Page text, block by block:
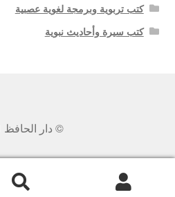
كتب تربوية وبرمجة لغوية عصبية
كتب سيرة وأحاديث نبوية
© دار الحافظ 2021